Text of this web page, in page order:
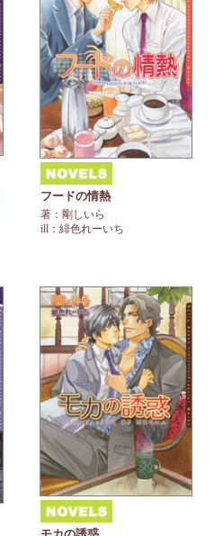
フードの情熱
著：剛しいら
ill：緋色れーいち